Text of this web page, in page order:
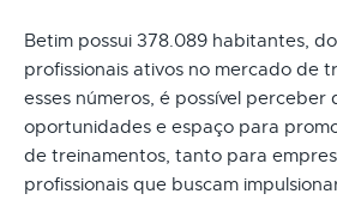
Betim possui 378.089 habitantes,
profissionais ativos no mercado de
esses números, é possível perceber
oportunidades e espaço para
de treinamentos, tanto para
profissionais que buscam